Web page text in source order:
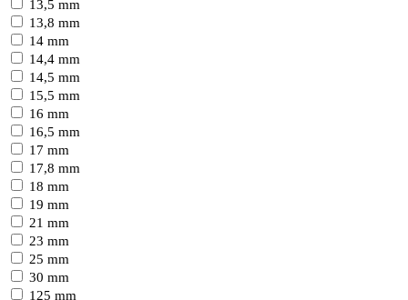
13,5 mm
13,8 mm
14 mm
14,4 mm
14,5 mm
15,5 mm
16 mm
16,5 mm
17 mm
17,8 mm
18 mm
19 mm
21 mm
23 mm
25 mm
30 mm
125 mm